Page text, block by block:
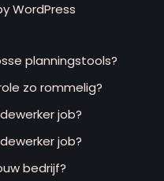
WordPress
planningstools?
zo rommelig?
job?
job?
bedrijf?